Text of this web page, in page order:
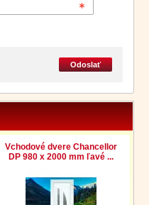
Odoslať
Vchodové dvere Chancellor
DP 980 x 2000 mm ľavé ...